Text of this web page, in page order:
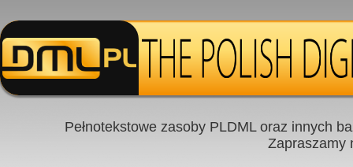
Pełnotekstowe zasoby PLDML oraz innych
Zapraszamy